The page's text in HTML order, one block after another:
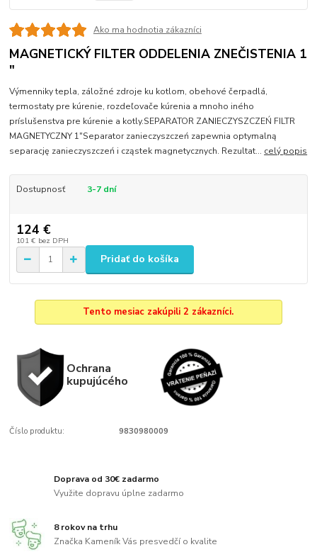
Ako ma hodnotia zákazníci
MAGNETICKÝ FILTER ODDELENIA ZNEČISTENIA 1
"
Výmenniky tepla, záložné zdroje ku kotlom, obehové čerpadlá,
termostaty pre kúrenie, rozdeľovače kúrenia a mnoho iného
príslušenstva pre kúrenie a kotly.SEPARATOR ZANIECZYSZCZEŃ FILTR
MAGNETYCZNY 1"Separator zanieczyszczeń zapewnia optymalną
separację zanieczyszczeń i cząstek magnetycznych. Rezultat... celý popis
Dostupnosť 3-7 dní
124 €
101 € bez DPH
Pridať do košíka
Tento mesiac zakúpili 2 zákazníci.
Ochrana
kupujúcého
Číslo produktu: 9830980009
Doprava od 30€ zadarmo
Využite dopravu úplne zadarmo
8 rokov na trhu
Značka Kameník Vás presvedčí o kvalite